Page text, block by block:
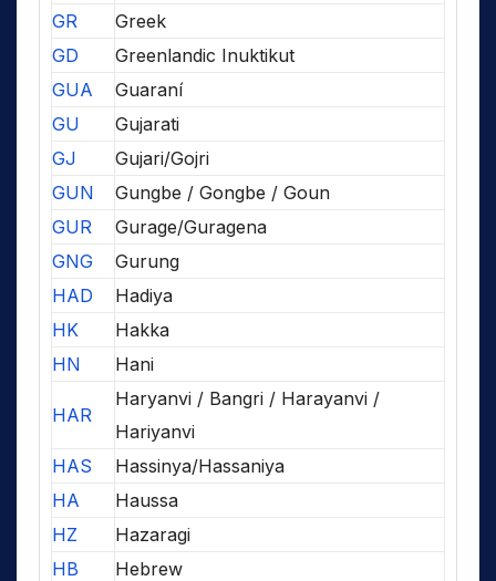
GR
Greek
GD
Greenlandic Inuktikut
GUA
Guaraní
GU
Gujarati
GJ
Gujari/Gojri
GUN
Gungbe / Gongbe / Goun
GUR
Gurage/Guragena
GNG
Gurung
HAD
Hadiya
HK
Hakka
HN
Hani
HAR
Haryanvi / Bangri / Harayanvi /
Hariyanvi
HAS
Hassinya/Hassaniya
HA
Haussa
HZ
Hazaragi
HB
Hebrew